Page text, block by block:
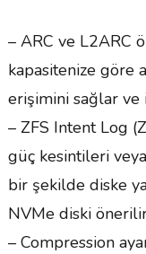
– ARC ve L2ARC
kapasitenize göre
erişimini sağlar ve
– ZFS Intent Log
güç kesintileri
bir şekilde diske
NVMe diski
– Compression